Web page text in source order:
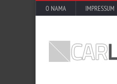
O NAMA IMPRESSUM